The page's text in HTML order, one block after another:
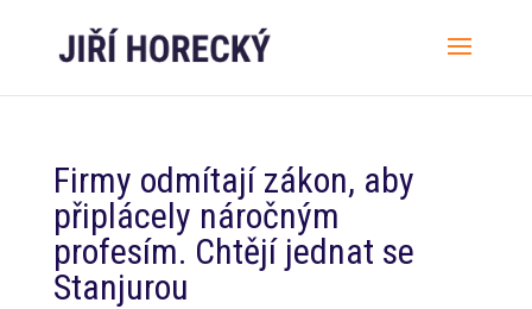
Firmy odmítají zákon, aby
připlácely náročným
profesím. Chtějí jednat se
Stanjurou